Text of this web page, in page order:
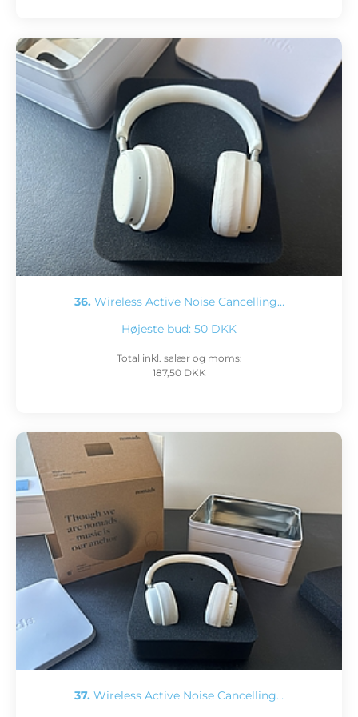
36. Wireless Active Noise Cancelling…
Højeste bud: 50 DKK
Total inkl. salær og moms:
187,50 DKK
37. Wireless Active Noise Cancelling…